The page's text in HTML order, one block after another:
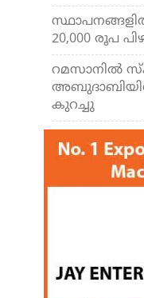
സ്ഥാപനങ്ങളില്‍
20,000 രൂപ
റമസാനില്‍
കുറച്ചു